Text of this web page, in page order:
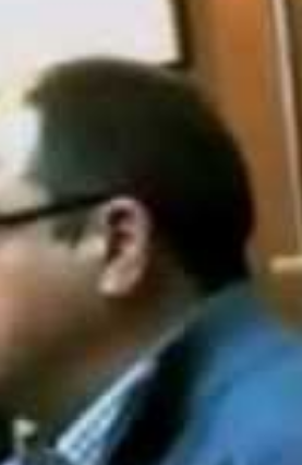
Dans.
XXI» por Eva Collado Durán.
desde las 16.00h y como